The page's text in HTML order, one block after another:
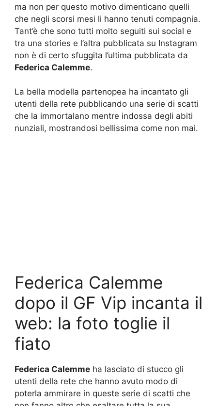
ma non per questo motivo dimenticano quelli
che negli scorsi mesi li hanno tenuti compagnia.
Tant’è che sono tutti molto seguiti sui social e
tra una stories e l’altra pubblicata su Instagram
non è di certo sfuggita l’ultima pubblicata da
Federica Calemme.
La bella modella partenopea ha incantato gli
utenti della rete pubblicando una serie di scatti
che la immortalano mentre indossa degli abiti
nunziali, mostrandosi bellissima come non mai.
Federica Calemme
dopo il GF Vip incanta il
web: la foto toglie il
fiato
Federica Calemme ha lasciato di stucco gli
utenti della rete che hanno avuto modo di
poterla ammirare in queste serie di scatti che